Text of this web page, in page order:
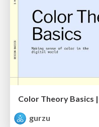
Color Theory Basics
gurzu